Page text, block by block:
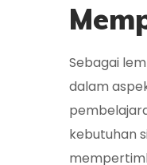
Sebagai
dalam
kebutuhan